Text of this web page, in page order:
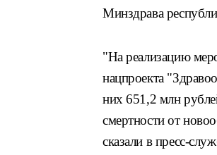
Минздрава
"На реализацию
нацпроекта
них 651,2 млн
смертности от
сказали в пресс-